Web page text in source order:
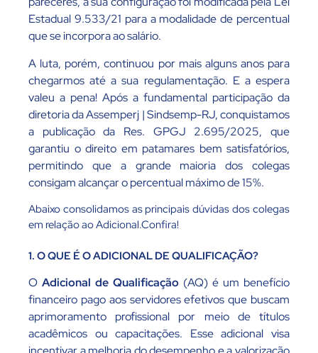
Estadual 9.533/21 para a modalidade de percentual
que se incorpora ao salário.
A luta, porém, continuou por mais alguns anos para
chegarmos até a sua regulamentação. E a espera
valeu a pena! Após a fundamental participação da
diretoria da Assemperj | Sindsemp-RJ, conquistamos
a publicação da Res. GPGJ 2.695/2025, que
garantiu o direito em patamares bem satisfatórios,
permitindo que a grande maioria dos colegas
consigam alcançar o percentual máximo de 15%.
Abaixo consolidamos as principais dúvidas dos colegas
em relação ao Adicional.Confira!
1. O QUE É O ADICIONAL DE QUALIFICAÇÃO?
O Adicional de Qualificação (AQ) é um benefício
financeiro pago aos servidores efetivos que buscam
aprimoramento profissional por meio de títulos
acadêmicos ou capacitações. Esse adicional visa